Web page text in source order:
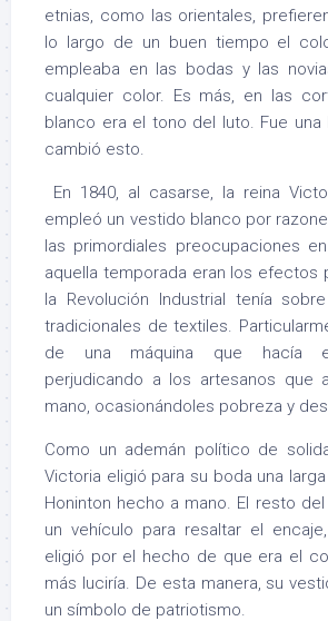
etnias, como las orientales,
lo largo de un buen tiempo el
empleaba en las bodas y las
cualquier color. Es más, en las
blanco era el tono del luto. Fue una
cambió esto.
En 1840, al casarse, la reina
empleó un vestido blanco por
las primordiales preocupaciones
aquella temporada eran los efectos
la Revolución Industrial tenía
tradicionales de textiles.
de una máquina que hacía
perjudicando a los artesanos que
mano, ocasionándoles pobreza y
Como un ademán político de
Victoria eligió para su boda una
Honinton hecho a mano. El resto
un vehículo para resaltar el
eligió por el hecho de que era el
más luciría. De esta manera, su
un símbolo de patriotismo.